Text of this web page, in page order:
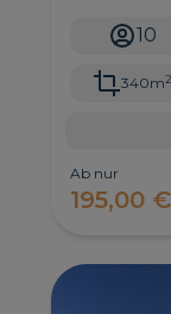
10
340m2
Ab nur
195,00